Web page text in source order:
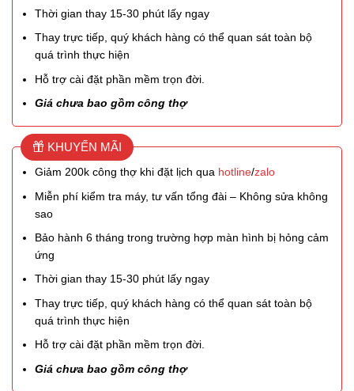
Thời gian thay 15-30 phút lấy ngay
Thay trực tiếp, quý khách hàng có thể quan sát toàn bộ
quá trình thực hiện
Hỗ trợ cài đặt phần mềm trọn đời.
Giá chưa bao gồm công thợ
KHUYẾN MÃI
Giảm 200k công thợ khi đặt lịch qua hotline/zalo
Miễn phí kiểm tra máy, tư vấn tổng đài – Không sửa không
sao
Bảo hành 6 tháng trong trường hợp màn hình bị hỏng cảm
ứng
Thời gian thay 15-30 phút lấy ngay
Thay trực tiếp, quý khách hàng có thể quan sát toàn bộ
quá trình thực hiện
Hỗ trợ cài đặt phần mềm trọn đời.
Giá chưa bao gồm công thợ